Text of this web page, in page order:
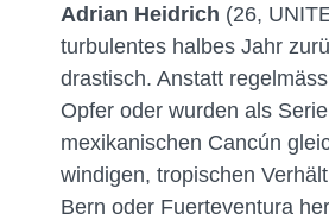
Adrian Heidrich (26,
turbulentes halbes Jahr
drastisch. Anstatt
Opfer oder wurden als
mexikanischen Cancún
windigen, tropischen
Bern oder Fuerteventura